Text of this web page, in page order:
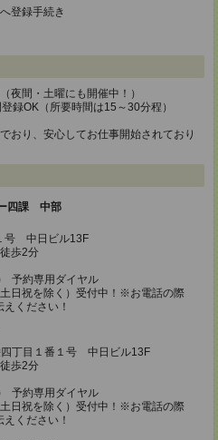
登録手続き
夜間・土曜にも開催中！）
録OK（所要時間は15～30分程）
おり、安心してお仕事開始されており
四課 中部
号 中日ビル13F
歩2分
予約専用ダイヤル
日祝を除く）受付中！※お電話の際
ください！
丁目１番１号 中日ビル13F
歩2分
予約専用ダイヤル
日祝を除く）受付中！※お電話の際
ください！